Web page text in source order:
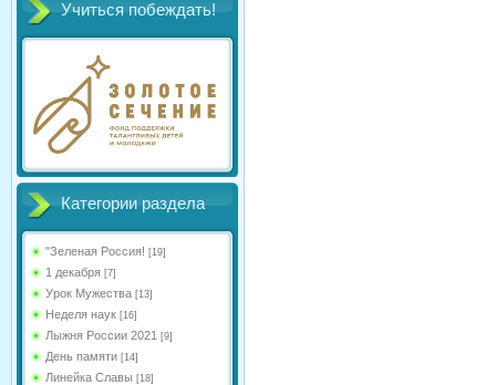
Учиться побеждать!
Категории раздела
"Зеленая Россия! [19]
1 декабря [7]
Урок Мужества [13]
Неделя наук [16]
Лыжня России 2021 [9]
День памяти [14]
Линейка Славы [18]